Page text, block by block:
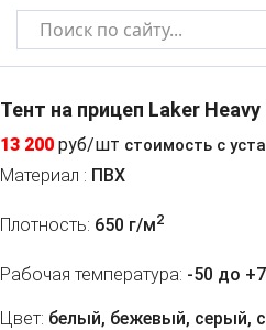
Тент на прицеп Laker
13 200 руб/шт стоимость с
Материал : ПВХ
Плотность: 650 г/м2
Рабочая температура: -50 до
Цвет: белый, бежевый, серый,